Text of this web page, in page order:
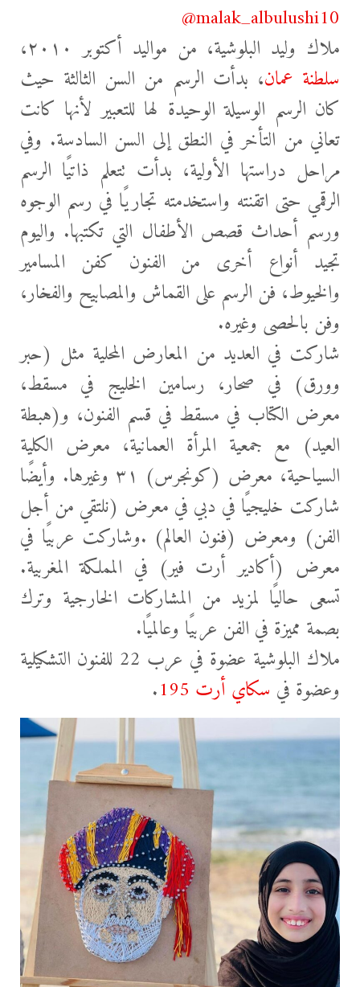
malak_albulushi10@
ملاك وليد البلوشية، من مواليد أكتوبر ٢٠١٠،
سلطنة عمان، بدأت الرسم من السن الثالثة حيث
كان الرسم الوسيلة الوحيدة لها للتعبير لأنها كانت
تعاني من التأخر في النطق إلى السن السادسة. وفي
مراحل دراستها الأولية، بدأت تتعلم ذاتيًا الرسم
الرقمي حتى اتقنته واستخدمته تجاريًا في رسم الوجوه
ورسم أحداث قصص الأطفال التي تكتبها. واليوم
تجيد أنواع أخرى من الفنون كفن المسامير
والخيوط، فن الرسم على القماش والمصابيح والفخار،
وفن بالحصى وغيره.
شاركت في العديد من المعارض المحلية مثل (حبر
وورق) في صحار، رسامين الخليج في مسقط،
معرض الكتاب في مسقط في قسم الفنون، و(هبطة
العيد) مع جمعية المرأة العمانية، معرض الكلية
السياحية، معرض (كونجرس) ٣١ وغيرها. وأيضًا
شاركت خليجيًا في دبي في معرض (نلتقي من أجل
الفن) ومعرض (فنون العالم) .وشاركت عربيًا في
معرض (أكادير أرت فير) في المملكة المغربية.
تسعى حاليًا لمزيد من المشاركات الخارجية وترك
بصمة مميزة في الفن عربيًا وعالميًا.
ملاك البلوشية عضوة في عرب 22 للفنون التشكيلية
وعضوة في سكاي أرت 195 .